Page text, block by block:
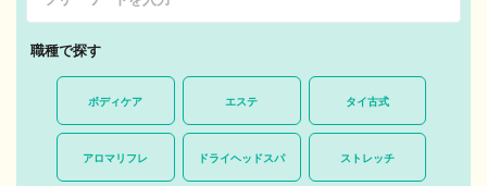
職種で探す
ボディケア エステ タイ古式
アロマリフレ ドライヘッドスパ ストレッチ